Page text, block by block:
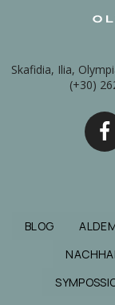
Skafidia, Ilia,
(+30)
BLOG